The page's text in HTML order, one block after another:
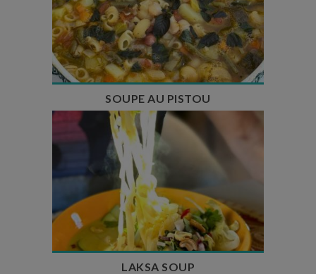
Temps de préparation : 35 min
Temps de cuisson : 1h15
Nombre de couverts : 8
SOUPE AU PISTOU
Temps de préparation : 40 min
Temps de cuisson : 25 min
Nombre de couverts : 4
LAKSA SOUP